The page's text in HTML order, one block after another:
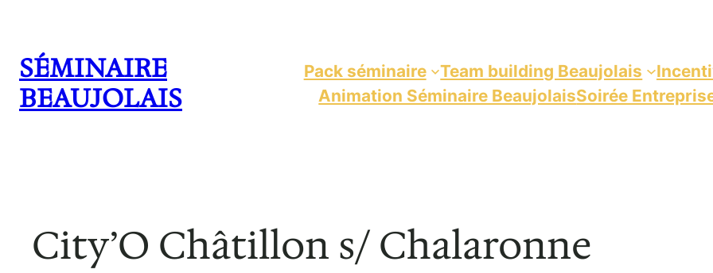
contenu
SÉMINAIRE
BEAUJOLAIS
Pack séminaire Team building Beaujolais
Animation Séminaire BeaujolaisSoirée
City’O Châtillon s/ Chalaronne